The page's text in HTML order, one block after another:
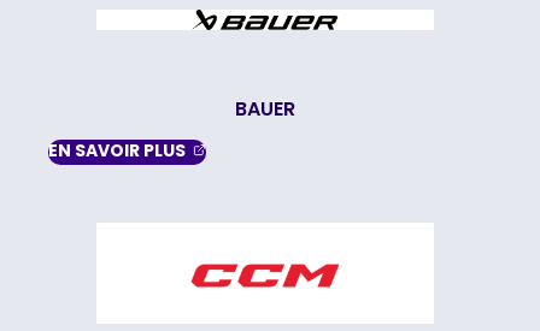
BAUER
EN SAVOIR PLUS , OPENS IN A NEW TAB